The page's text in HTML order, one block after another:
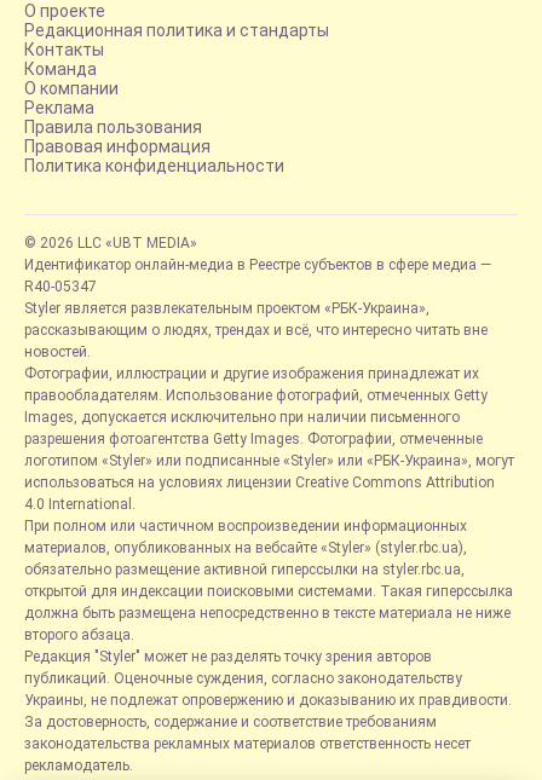
О проекте
Редакционная политика и стандарты
Контакты
Команда
О компании
Реклама
Правила пользования
Правовая информация
Политика конфиденциальности
© 2026 LLC «UBT MEDIA»
Идентификатор онлайн-медиа в Реестре субъектов в сфере медиа —
R40-05347
Styler является развлекательным проектом «РБК-Украина»,
рассказывающим о людях, трендах и всё, что интересно читать вне
новостей.
Фотографии, иллюстрации и другие изображения принадлежат их
правообладателям. Использование фотографий, отмеченных Getty
Images, допускается исключительно при наличии письменного
разрешения фотоагентства Getty Images. Фотографии, отмеченные
логотипом «Styler» или подписанные «Styler» или «РБК-Украина», могут
использоваться на условиях лицензии Creative Commons Attribution
4.0 International.
При полном или частичном воспроизведении информационных
материалов, опубликованных на вебсайте «Styler» (styler.rbc.ua),
обязательно размещение активной гиперссылки на styler.rbc.ua,
открытой для индексации поисковыми системами. Такая гиперссылка
должна быть размещена непосредственно в тексте материала не ниже
второго абзаца.
Редакция "Styler" может не разделять точку зрения авторов
публикаций. Оценочные суждения, согласно законодательству
Украины, не подлежат опровержению и доказыванию их правдивости.
За достоверность, содержание и соответствие требованиям
законодательства рекламных материалов ответственность несет
рекламодатель.